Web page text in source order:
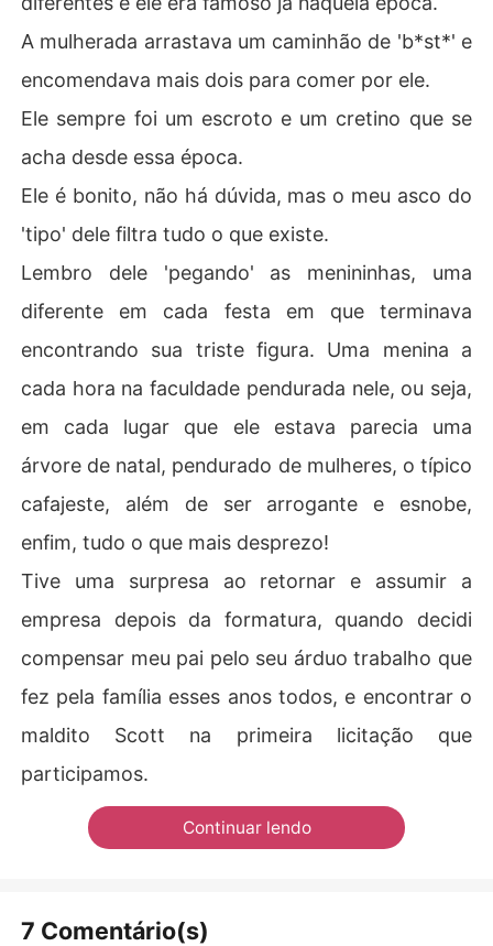
A mulherada arrastava um caminhão de 'b*st*' e
encomendava mais dois para comer por ele.
Ele sempre foi um escroto e um cretino que se
acha desde essa época.
Ele é bonito, não há dúvida, mas o meu asco do
'tipo' dele filtra tudo o que existe.
Lembro dele 'pegando' as menininhas, uma
diferente em cada festa em que terminava
encontrando sua triste figura. Uma menina a
cada hora na faculdade pendurada nele, ou seja,
em cada lugar que ele estava parecia uma
árvore de natal, pendurado de mulheres, o típico
cafajeste, além de ser arrogante e esnobe,
enfim, tudo o que mais desprezo!
Tive uma surpresa ao retornar e assumir a
empresa depois da formatura, quando decidi
compensar meu pai pelo seu árduo trabalho que
fez pela família esses anos todos, e encontrar o
maldito Scott na primeira licitação que
participamos.
Continuar lendo
7 Comentário(s)